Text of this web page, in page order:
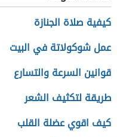
كيفية صلاة الجنازة
عمل شوكولاتة في البيت
قوانين السرعة والتسارع
طريقة لتكثيف الشعر
كيف اقوي عضلة القلب